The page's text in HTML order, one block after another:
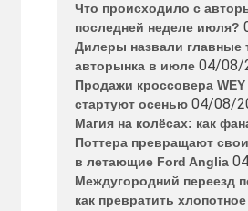
Что происходило с
последней неделе июля?
Дилеры назвали главные
авторынка в июле 04/08/
Продажи кроссовера WEY
стартуют осенью 04/08/
Магия на колёсах: как
Поттера превращают
в летающие Ford Anglia
Междугородний переезд
как превратить